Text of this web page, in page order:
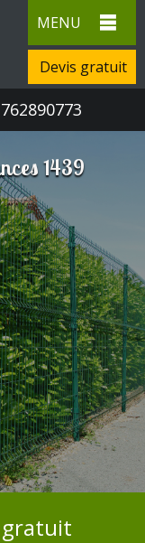
MENU
Devis gratuit
1439
gratuit